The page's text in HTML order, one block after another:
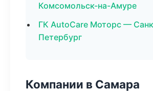
Комсомольск-на-Амуре
ГК AutoCare Моторс —
Петербург
Компании в Самара